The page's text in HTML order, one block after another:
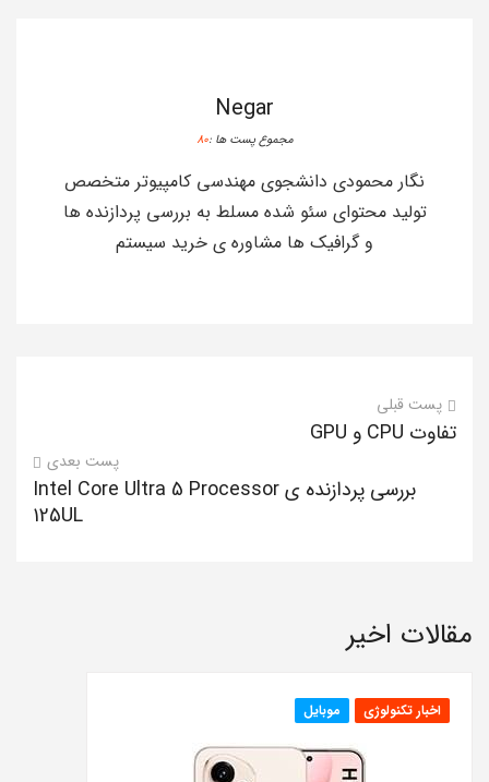
Negar
مجموع پست ها :80
نگار محمودی دانشجوی مهندسی کامپیوتر متخصص
تولید محتوای سئو شده مسلط به بررسی پردازنده ها
و گرافیک ها مشاوره ی خرید سیستم
پست قبلی
تفاوت CPU و GPU
پست بعدی
بررسی پردازنده ی Intel Core Ultra 5 Processor
125UL
مقالات اخیر
اخبار تکنولوژی موبایل